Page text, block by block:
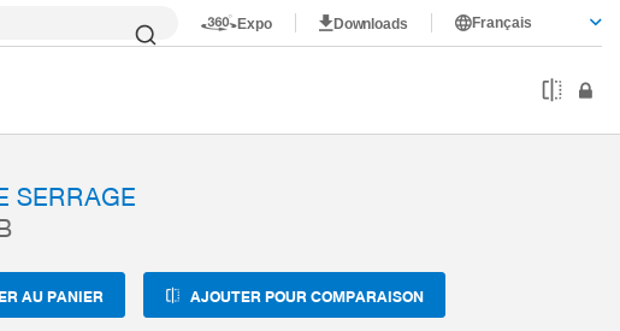
Expo Downloads Français
02
SERRAGE
AU PANIER AJOUTER POUR COMPARAISON